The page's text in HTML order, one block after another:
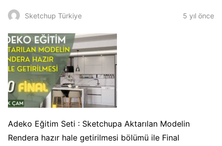
Sketchup Türkiye 5 yıl önce
Adeko Eğitim Seti : Sketchupa Aktarılan Modelin
Rendera hazır hale getirilmesi bölümü ile Final